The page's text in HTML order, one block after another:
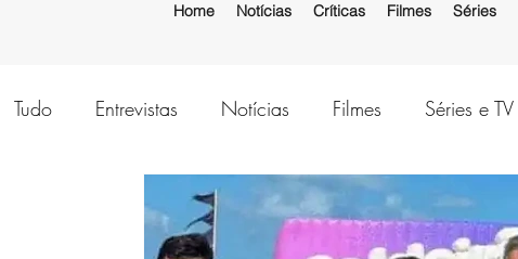
Home Notícias Críticas Filmes Séries
Tudo Entrevistas Notícias Filmes Séries e TV
Moda e Vestuário